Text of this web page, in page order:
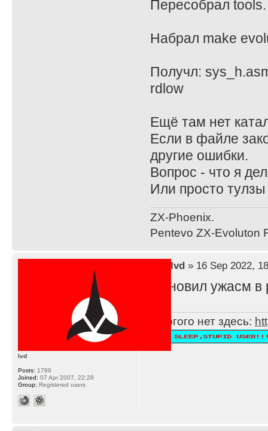
Пересобрал tools.
Набрал make
Получл:
rdlow
Ещё там нет
Если в файле
другие ошибки.
Вопрос - что я
Или просто
ZX-Phoenix.
Pentevo ZX-Evoluton
lvd» 16 Sep 2022,
Обновил ужасм в
Многого нет здесь:
lvd
Posts: 1786
Joined: 07 Apr 2007, 22:28
Group: Registered users